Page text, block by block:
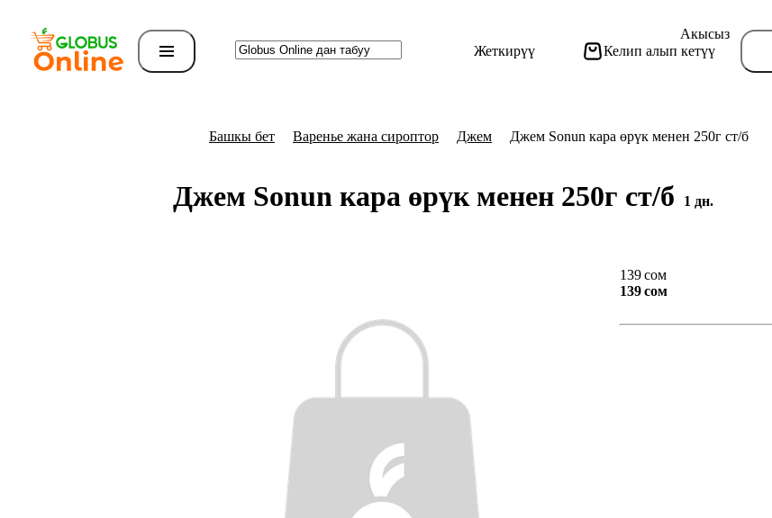
Жеткирүү Келип алып кетүү
Акысыз
Башкы бет Варенье жана сироптор Джем Джем Sonun кара өрүк менен 250г ст/б
Джем Sonun кара өрүк менен 250г ст/б 1 дн.
139 сом
139 сом